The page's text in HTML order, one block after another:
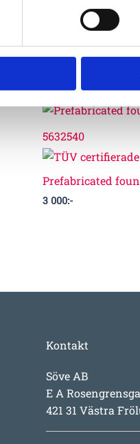
5632540
Prefabricated
3 000:-
Kontakt
Söve AB
E A
421 31 Västra